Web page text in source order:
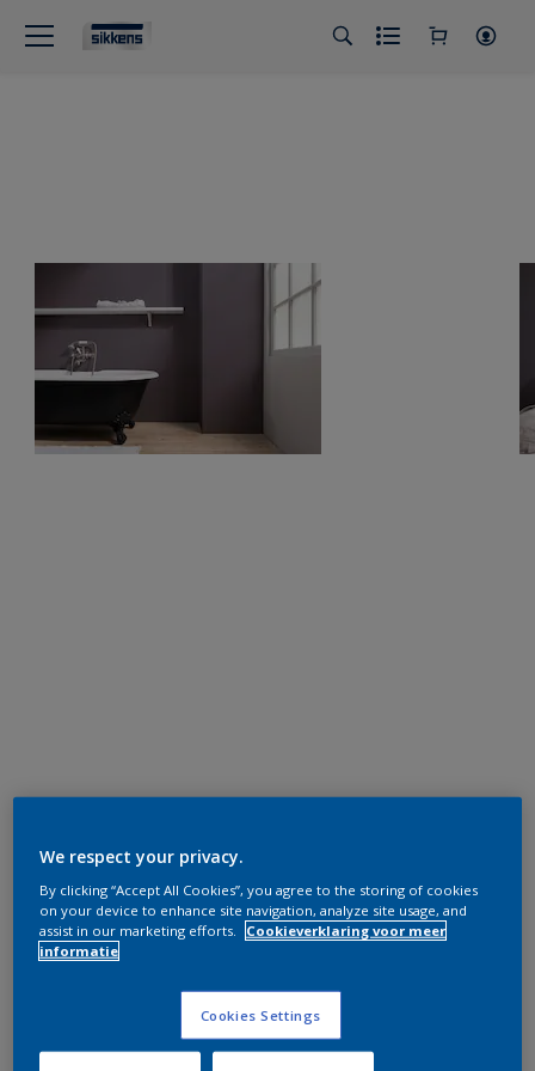
We respect your privacy.
By clicking “Accept All Cookies”, you agree to the storing of cookies
on your device to enhance site navigation, analyze site usage, and
assist in our marketing efforts.
Cookieverklaring voor meer
informatie
Cookies Settings